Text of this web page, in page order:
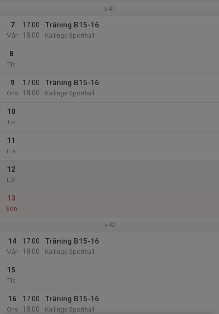
v.41
7
Mån
17:00
18:00
Träning B15-16
Kallinge Sporthall
8
Tis
9
Ons
17:00
18:00
Träning B15-16
Kallinge Sporthall
10
Tor
11
Fre
12
Lör
13
Sön
v.42
14
Mån
17:00
18:00
Träning B15-16
Kallinge Sporthall
15
Tis
16
Ons
17:00
18:00
Träning B15-16
Kallinge Sporthall